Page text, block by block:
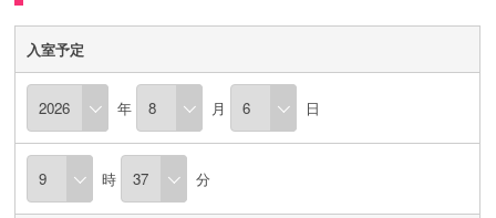
入室予定
年 月 日
時 分